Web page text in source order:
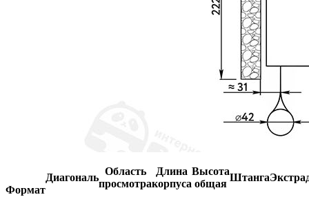
Формат
Диагональ
Область
просмотра
Длина
корпуса
Высота
общая
Штанга